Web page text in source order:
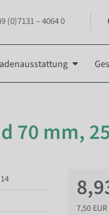
(0)7131 – 4064 0
70 mm,
7,50 EUR